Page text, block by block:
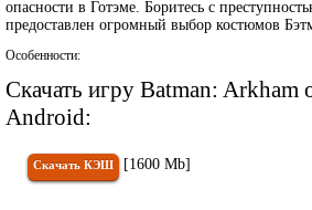
опасности в Готэме. Боритесь с
предоставлен огромный выбор костюмов
Особенности:
Скачать игру Batman: Arkham
Android:
Скачать КЭШ [1600 Mb]